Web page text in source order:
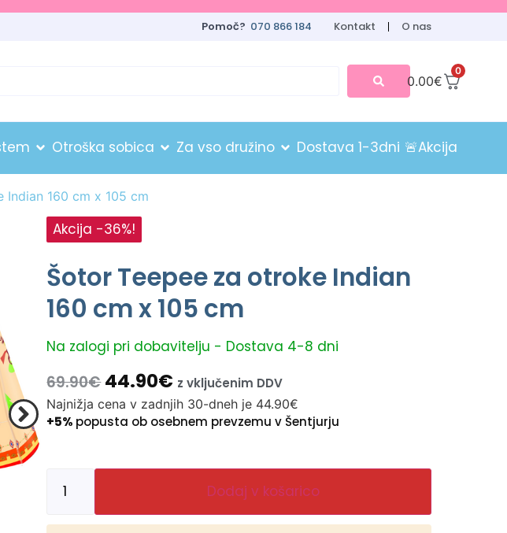
Pomoč? 070 866 184 Kontakt O nas
0
0.00€
Otroška sobica Za vso družino Dostava 1-3dni 🚨Akcija
Indian 160 cm x 105 cm
Akcija -36%!
Šotor Teepee za otroke Indian
160 cm x 105 cm
Na zalogi pri dobavitelju - Dostava 4-8 dni
69.90€ 44.90€ z vključenim DDV
Najnižja cena v zadnjih 30-dneh je 44.90€
+5% popusta ob osebnem prevzemu v Šentjurju
Dodaj v košarico